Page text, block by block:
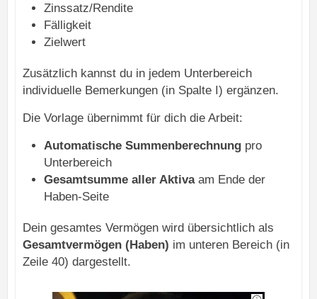
Zinssatz/Rendite
Fälligkeit
Zielwert
Zusätzlich kannst du in jedem Unterbereich
individuelle Bemerkungen (in Spalte I) ergänzen.
Die Vorlage übernimmt für dich die Arbeit:
Automatische Summenberechnungpro
Unterbereich
Gesamtsumme aller Aktivaam Ende der
Haben-Seite
Dein gesamtes Vermögen wird übersichtlich als
Gesamtvermögen (Haben) im unteren Bereich (in
Zeile 40) dargestellt.